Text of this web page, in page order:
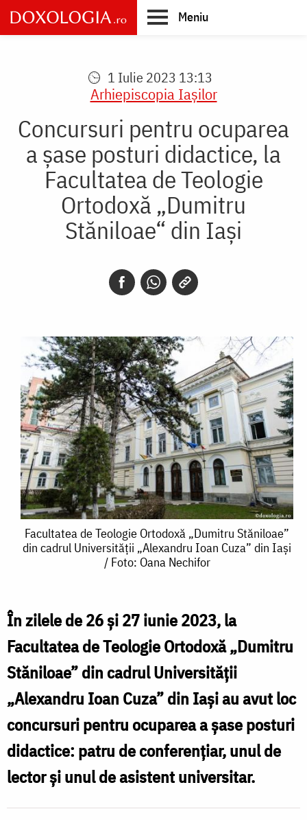
Skip
to
main
Meniu
1 Iulie 2023 13:13
Arhiepiscopia Iaşilor
Concursuri pentru ocuparea
a șase posturi didactice, la
Facultatea de Teologie
Ortodoxă „Dumitru
Stăniloae“ din Iaşi
Facultatea
de
„Dumitru
Stăniloae”
din
cadrul
Universității
„Alexandru
Ioan
Facultatea de Teologie Ortodoxă „Dumitru Stăniloae”
din cadrul Universității „Alexandru Ioan Cuza” din Iași
/ Foto: Oana Nechifor
În zilele de 26 și 27 iunie 2023, la
Facultatea de Teologie Ortodoxă „Dumitru
Stăniloae” din cadrul Universității
„Alexandru Ioan Cuza” din Iași au avut loc
concursuri pentru ocuparea a șase posturi
didactice: patru de conferențiar, unul de
lector și unul de asistent universitar.